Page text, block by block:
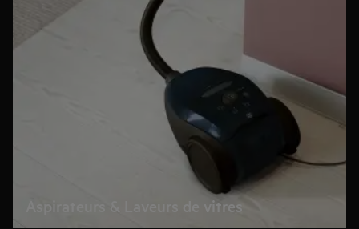
Aspirateurs & Laveurs de vitres